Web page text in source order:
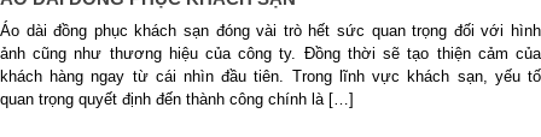
Áo dài đồng phục khách sạn đóng vài trò hết sức quan trọng đối với hình
ảnh cũng như thương hiệu của công ty. Đồng thời sẽ tạo thiện cảm của
khách hàng ngay từ cái nhìn đầu tiên. Trong lĩnh vực khách sạn, yếu tố
quan trọng quyết định đến thành công chính là […]